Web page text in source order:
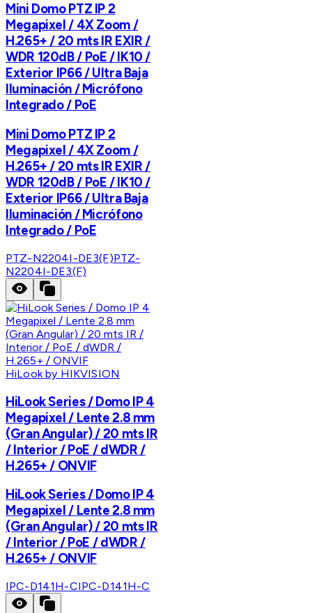
Mini Domo PTZ IP 2
Megapixel / 4X Zoom /
H.265+ / 20 mts IR EXIR /
WDR 120dB / PoE / IK10 /
Exterior IP66 / Ultra Baja
Iluminación / Micrófono
Integrado / PoE
Mini Domo PTZ IP 2
Megapixel / 4X Zoom /
H.265+ / 20 mts IR EXIR /
WDR 120dB / PoE / IK10 /
Exterior IP66 / Ultra Baja
Iluminación / Micrófono
Integrado / PoE
PTZ-N2204I-DE3(F)PTZ-
N2204I-DE3(F)
HiLook by HIKVISION
HiLook Series / Domo IP 4
Megapixel / Lente 2.8 mm
(Gran Angular) / 20 mts IR
/ Interior / PoE / dWDR /
H.265+ / ONVIF
HiLook Series / Domo IP 4
Megapixel / Lente 2.8 mm
(Gran Angular) / 20 mts IR
/ Interior / PoE / dWDR /
H.265+ / ONVIF
IPC-D141H-CIPC-D141H-C